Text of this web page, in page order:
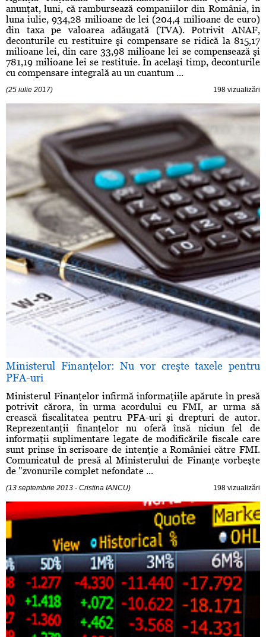
anunţat, luni, că rambursează companiilor din România, în
luna iulie, 934,28 milioane de lei (204,4 milioane de euro)
din taxa pe valoarea adăugată (TVA). Potrivit ANAF,
deconturile cu restituire şi compensare se ridică la 815,17
milioane lei, din care 33,98 milioane lei se compensează şi
781,19 milioane lei se restituie. În acelaşi timp, deconturile
cu compensare integrală au un cuantum ...
(25 iulie 2017) 198 vizualizări
Ministerul Finanţelor: Nu vor creşte taxele pentru
PFA-uri
Ministerul Finanţelor infirmă informaţiile apărute în presă
potrivit cărora, în urma acordului cu FMI, ar urma să
crească fiscalitatea pentru PFA-uri şi drepturi de autor.
Reprezentanţii finanţelor nu oferă însă niciun fel de
informaţii suplimentare legate de modificările fiscale care
sunt prinse în scrisoare de intenţie a României către FMI.
Comunicatul de presă al Ministerului de Finanţe vorbeşte
de "zvonurile complet nefondate ...
(13 septembrie 2013 - Cristina IANCU) 198 vizualizări